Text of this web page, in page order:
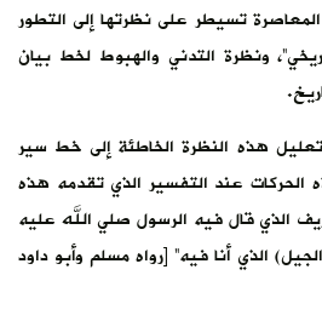
تسيطر على نظرتها إلى التطور
ونظرة التدني والهبوط لخط بيان
هذه النظرة الخاطئة إلى خط سير
الحركات عند التفسير الذي تقدمه هذه
الذي قال فيه الرسول صلي الله عليه
الذي أنا فيه” [رواه مسلم وأبو داود